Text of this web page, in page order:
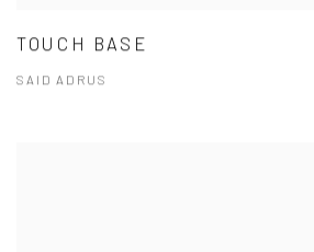
TOUCH BASE
SAID ADRUS